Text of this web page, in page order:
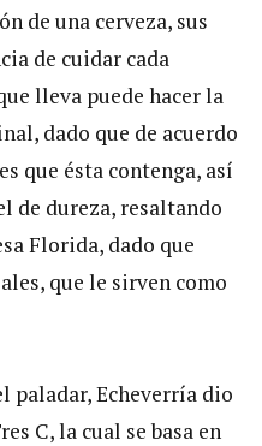
de una cerveza, sus
de cuidar cada
lleva puede hacer la
dado que de acuerdo
que ésta contenga, así
de dureza, resaltando
Florida, dado que
que le sirven como
paladar, Echeverría dio
C, la cual se basa en